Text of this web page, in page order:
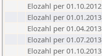
Elozahl per 01.10.2012
Elozahl per 01.01.2013
Elozahl per 01.04.2013
Elozahl per 01.07.2013
Elozahl per 01.10.2013